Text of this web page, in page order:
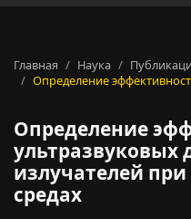
Главная Наука
Определение
Определение
ультразвуковых
излучателей
средах